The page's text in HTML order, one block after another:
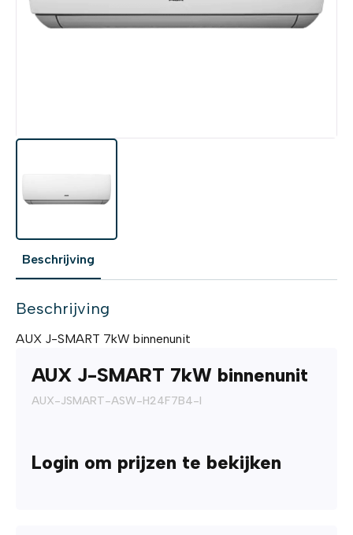
Beschrijving
Beschrijving
AUX J-SMART 7kW binnenunit
AUX J-SMART 7kW binnenunit
AUX-JSMART-ASW-H24F7B4-I
Login om prijzen te bekijken